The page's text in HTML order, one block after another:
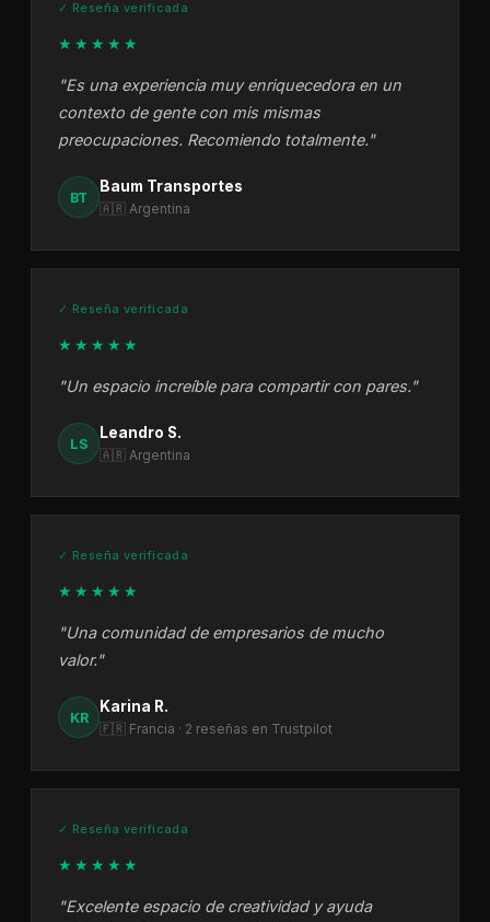
✓ Reseña verificada
★★★★★
"Es una experiencia muy enriquecedora en un
contexto de gente con mis mismas
preocupaciones. Recomiendo totalmente."
BT
Baum Transportes
🇦🇷 Argentina
✓ Reseña verificada
★★★★★
"Un espacio increíble para compartir con pares."
LS
Leandro S.
🇦🇷 Argentina
✓ Reseña verificada
★★★★★
"Una comunidad de empresarios de mucho
valor."
KR
Karina R.
🇫🇷 Francia · 2 reseñas en Trustpilot
✓ Reseña verificada
★★★★★
"Excelente espacio de creatividad y ayuda